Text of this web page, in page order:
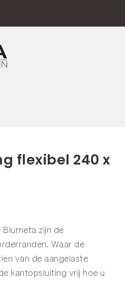
flexibel 240 x
Blumeta zijn de
. Waar de
van de aangelaste
kantopsluiting vrij hoe u